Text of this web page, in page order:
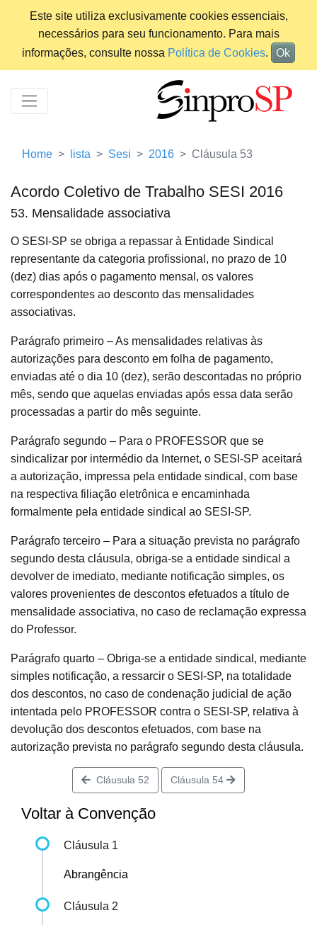
Este site utiliza exclusivamente cookies essenciais,
necessários para seu funcionamento. Para mais
informações, consulte nossa Política de Cookies. Ok
Home lista Sesi 2016 Cláusula 53
Acordo Coletivo de Trabalho SESI 2016
53. Mensalidade associativa
O SESI-SP se obriga a repassar à Entidade Sindical
representante da categoria profissional, no prazo de 10
(dez) dias após o pagamento mensal, os valores
correspondentes ao desconto das mensalidades
associativas.
Parágrafo primeiro – As mensalidades relativas às
autorizações para desconto em folha de pagamento,
enviadas até o dia 10 (dez), serão descontadas no próprio
mês, sendo que aquelas enviadas após essa data serão
processadas a partir do mês seguinte.
Parágrafo segundo – Para o PROFESSOR que se
sindicalizar por intermédio da Internet, o SESI-SP aceitará
a autorização, impressa pela entidade sindical, com base
na respectiva filiação eletrônica e encaminhada
formalmente pela entidade sindical ao SESI-SP.
Parágrafo terceiro – Para a situação prevista no parágrafo
segundo desta cláusula, obriga-se a entidade sindical a
devolver de imediato, mediante notificação simples, os
valores provenientes de descontos efetuados a título de
mensalidade associativa, no caso de reclamação expressa
do Professor.
Parágrafo quarto – Obriga-se a entidade sindical, mediante
simples notificação, a ressarcir o SESI-SP, na totalidade
dos descontos, no caso de condenação judicial de ação
intentada pelo PROFESSOR contra o SESI-SP, relativa à
devolução dos descontos efetuados, com base na
autorização prevista no parágrafo segundo desta cláusula.
Cláusula 52 Cláusula 54
Voltar à Convenção
Cláusula 1
Abrangência
Cláusula 2